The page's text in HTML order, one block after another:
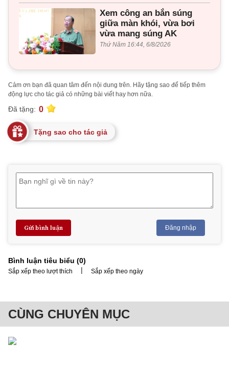
Xem công an bắn súng
giữa màn khói, vừa bơi
vừa mang súng AK
Thứ Năm 16:44, 6/8/2026
Cảm ơn bạn đã quan tâm đến nội dung trên. Hãy tặng sao để tiếp thêm
động lực cho tác giả có những bài viết hay hơn nữa.
Đã tặng: 0
Tặng sao cho tác giả
Gửi bình luận Đăng nhập
Bình luận tiêu biểu (0)
Sắp xếp theo lượt thích | Sắp xếp theo ngày
CÙNG CHUYÊN MỤC